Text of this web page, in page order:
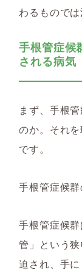
わるものでは
手根管症
される病気
まず、手根
のか。それ
です。
手根管症候
手根管症候
管」という
迫され、手